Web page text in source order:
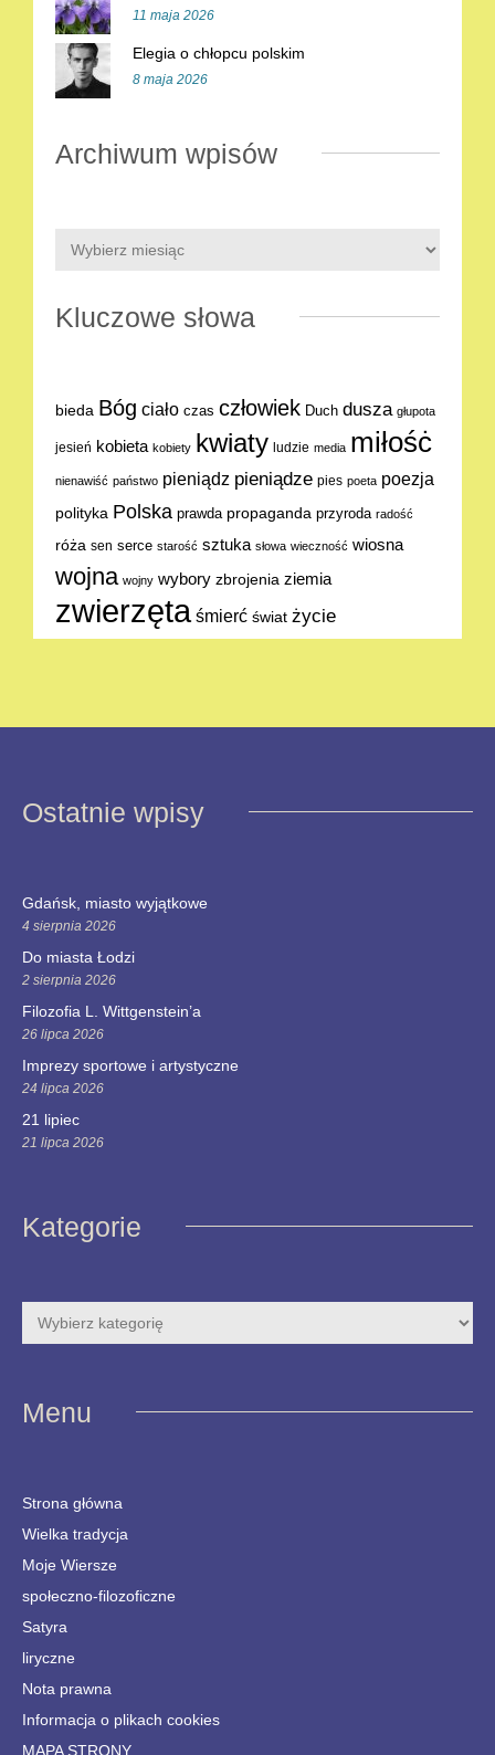
11 maja 2026
Elegia o chłopcu polskim
8 maja 2026
Archiwum wpisów
Kluczowe słowa
bieda Bóg ciało czas człowiek Duch dusza głupota
jesień kobieta kobiety kwiaty ludzie media miłośċ
nienawiść państwo pieniądz pieniądze pies poeta poezja
polityka Polska prawda propaganda przyroda radość
róża sen serce starość sztuka słowa wieczność wiosna
wojna wojny wybory zbrojenia ziemia
zwierzęta śmierć świat życie
Ostatnie wpisy
Gdańsk, miasto wyjątkowe
4 sierpnia 2026
Do miasta Łodzi
2 sierpnia 2026
Filozofia L. Wittgenstein’a
26 lipca 2026
Imprezy sportowe i artystyczne
24 lipca 2026
21 lipiec
21 lipca 2026
Kategorie
Menu
Strona główna
Wielka tradycja
Moje Wiersze
społeczno-filozoficzne
Satyra
liryczne
Nota prawna
Informacja o plikach cookies
MAPA STRONY